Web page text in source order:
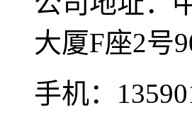
大厦F座2号
手机：